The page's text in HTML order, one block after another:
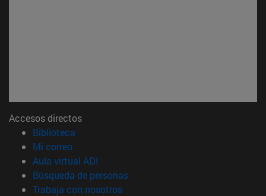
Accesos directos
Biblioteca
Mi correo(abre en nueva ventana)
Aula virtual ADI
Búsqueda de personas(abre en nueva ventana)
Trabaja con nosotros(abre en nueva ventana)